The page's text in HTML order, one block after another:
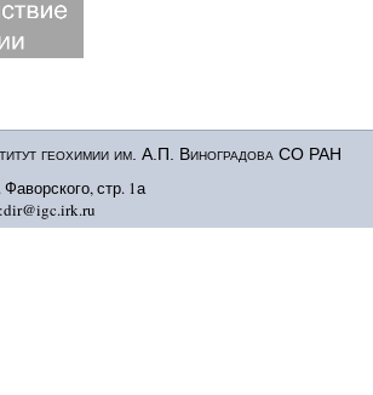
геохимии им. А.П. Виноградова СО РАН
стр. 1а